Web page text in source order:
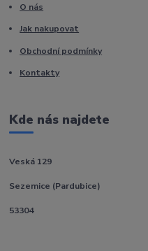
O nás
Jak nakupovat
Obchodní podmínky
Kontakty
Kde nás najdete
Veská 129
Sezemice (Pardubice)
53304